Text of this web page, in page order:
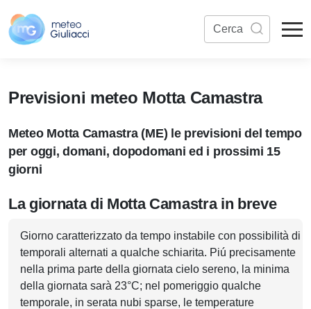
Previsioni meteo Motta Camastra
Meteo Motta Camastra (ME) le previsioni del tempo
per oggi, domani, dopodomani ed i prossimi 15
giorni
La giornata di Motta Camastra in breve
Giorno caratterizzato da tempo instabile con possibilità di
temporali alternati a qualche schiarita. Piú precisamente
nella prima parte della giornata cielo sereno, la minima
della giornata sarà 23°C; nel pomeriggio qualche
temporale, in serata nubi sparse, le temperature